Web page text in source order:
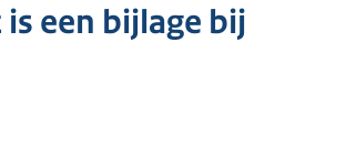
een bijlage bij